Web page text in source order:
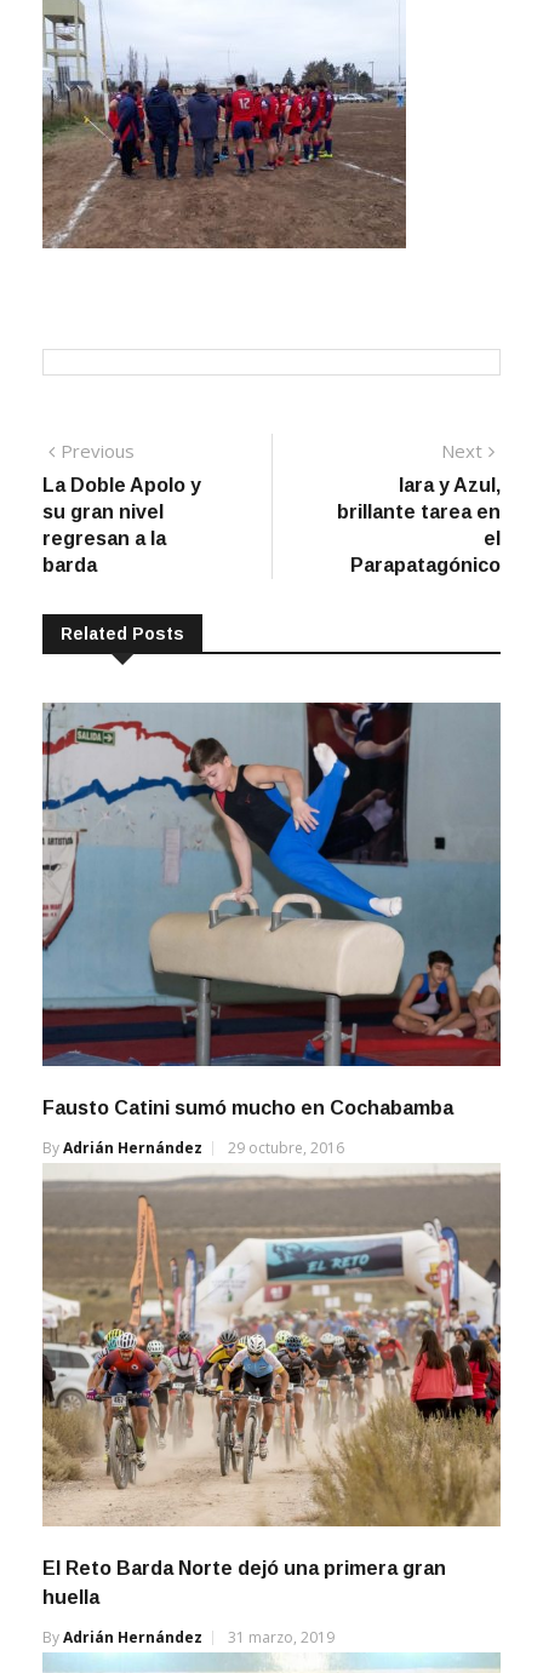
Navegación
de
entradas
Previous
post:
La Doble Apolo y
su gran nivel
regresan a la
barda
Next
post:
Iara y Azul,
brillante tarea en
el
Parapatagónico
Related Posts
Fausto Catini sumó mucho en Cochabamba
ByAdrián Hernández 29 octubre, 2016
El Reto Barda Norte dejó una primera gran
huella
ByAdrián Hernández 31 marzo, 2019